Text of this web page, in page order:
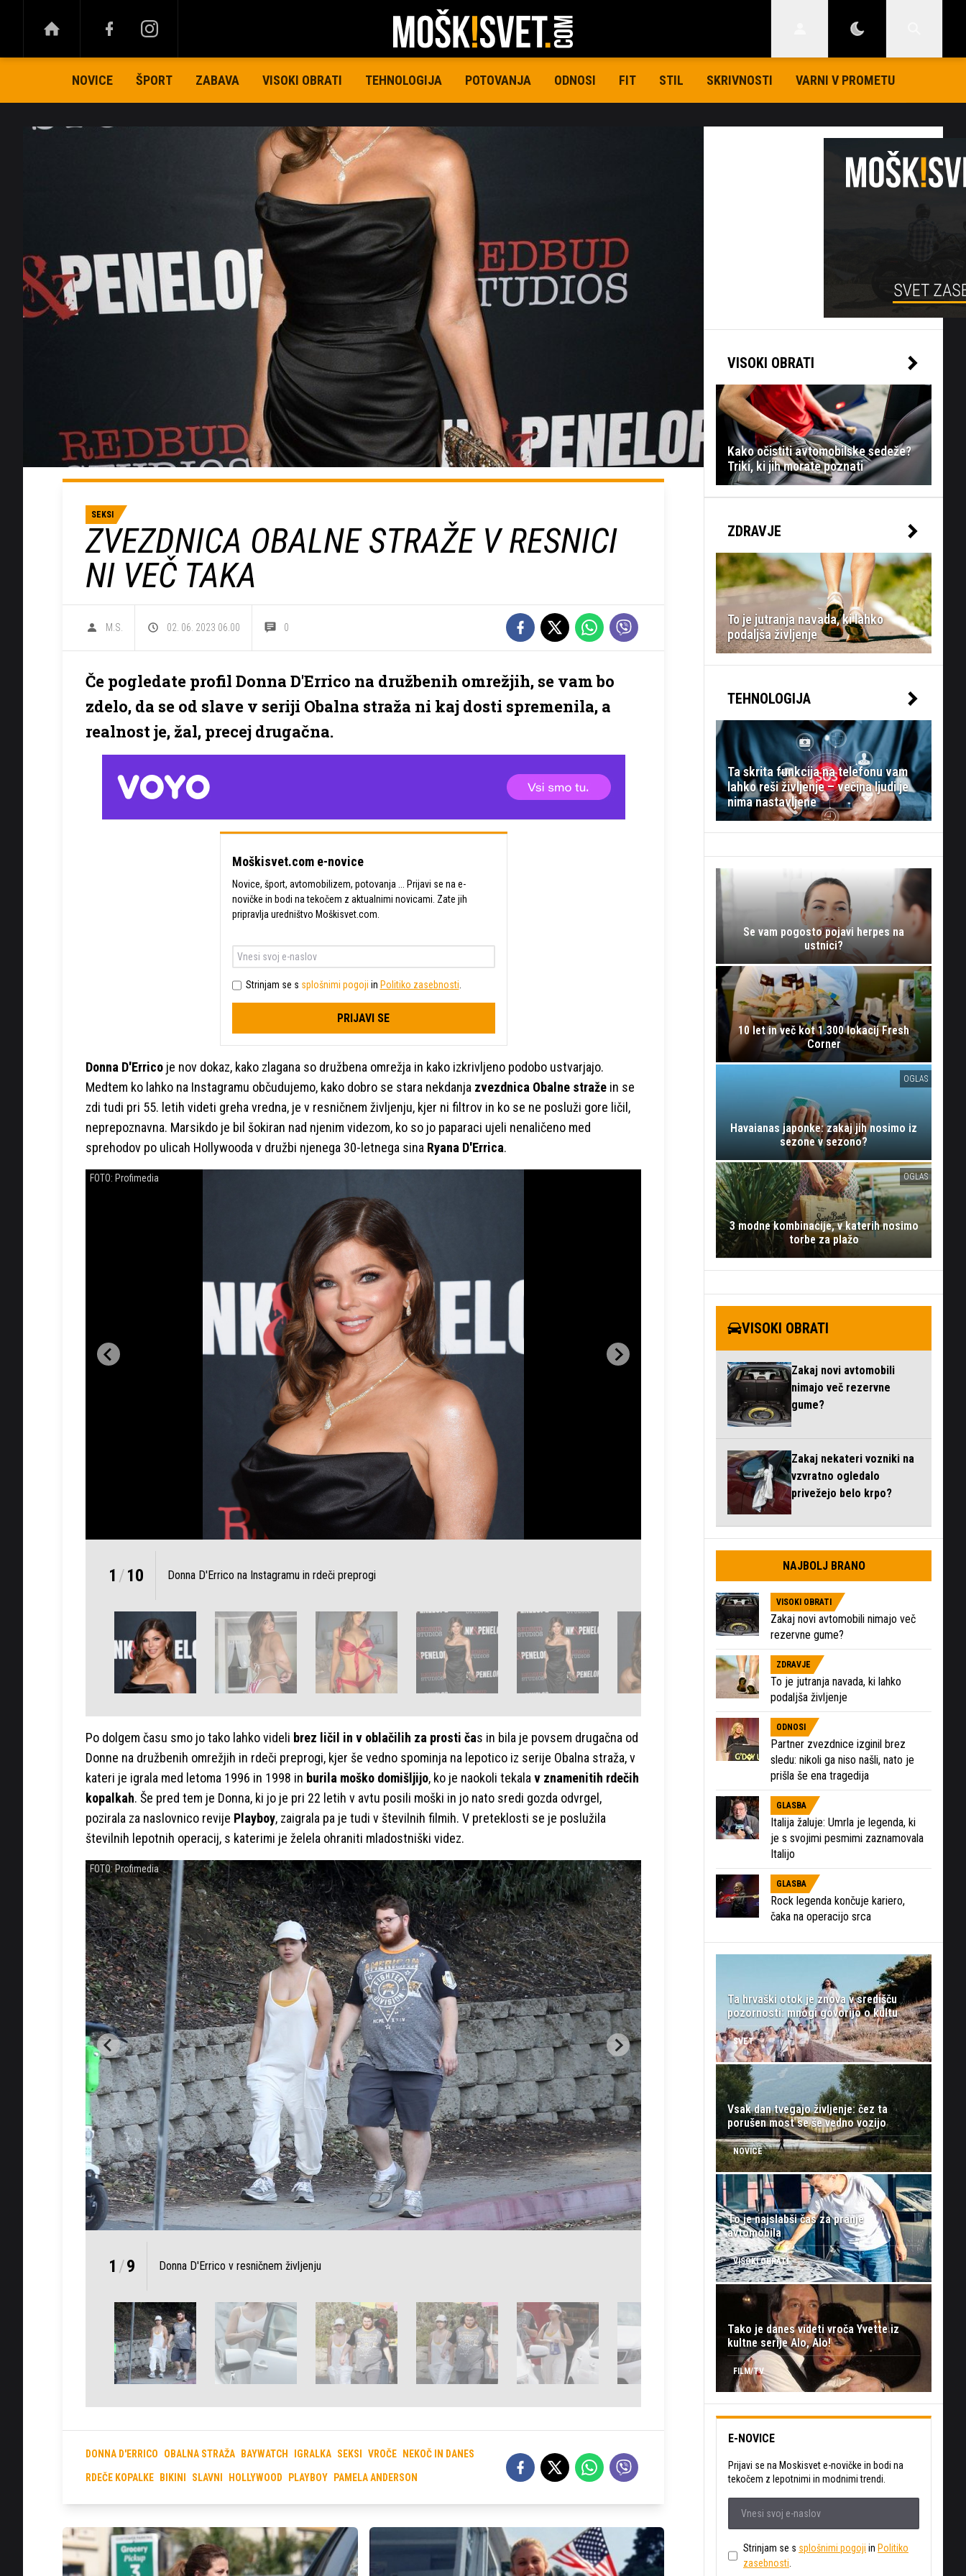
NOVICE ŠPORT ZABAVA VISOKI OBRATI TEHNOLOGIJA POTOVANJA ODNOSI FIT STIL SKRIVNOSTI VARNI V PROMETU
SEKSI
ZVEZDNICA OBALNE STRAŽE V RESNICI
NI VEČ TAKA
M.S. 02. 06. 2023 06.00 0
Če pogledate profil Donna D'Errico na družbenih omrežjih, se vam bo
zdelo, da se od slave v seriji Obalna straža ni kaj dosti spremenila, a
realnost je, žal, precej drugačna.
Moškisvet.com e-novice
Novice, šport, avtomobilizem, potovanja ... Prijavi se na e-
novičke in bodi na tekočem z aktualnimi novicami. Zate jih
pripravlja uredništvo Moškisvet.com.
Strinjam se s splošnimi pogoji in Politiko zasebnosti
PRIJAVI SE
Donna D'Errico je nov dokaz, kako zlagana so družbena omrežja in kako izkrivljeno podobo ustvarjajo.
Medtem ko lahko na Instagramu občudujemo, kako dobro se stara nekdanja zvezdnica Obalne straže in se
zdi tudi pri 55. letih videti greha vredna, je v resničnem življenju, kjer ni filtrov in ko se ne posluži gore ličil,
neprepoznavna. Marsikdo je bil šokiran nad njenim videzom, ko so jo paparaci ujeli nenaličeno med
sprehodov po ulicah Hollywooda v družbi njenega 30-letnega sina Ryana D'Errica.
FOTO: Profimedia
1 /10 Donna D'Errico na Instagramu in rdeči preprogi
Po dolgem času smo jo tako lahko videli brez ličil in v oblačilih za prosti čas in bila je povsem drugačna od
Donne na družbenih omrežjih in rdeči preprogi, kjer še vedno spominja na lepotico iz serije Obalna straža, v
kateri je igrala med letoma 1996 in 1998 in burila moško domišljijo, ko je naokoli tekala v znamenitih rdečih
kopalkah. Še pred tem je Donna, ki jo je pri 22 letih v avtu posili moški in jo nato sredi gozda odvrgel,
pozirala za naslovnico revije Playboy, zaigrala pa je tudi v številnih filmih. V preteklosti se je poslužila
številnih lepotnih operacij, s katerimi je želela ohraniti mladostniški videz.
FOTO: Profimedia
1 /9 Donna D'Errico v resničnem življenju
DONNA D'ERRICO OBALNA STRAŽA BAYWATCH IGRALKA SEKSI VROČE NEKOČ IN DANES
RDEČE KOPALKE BIKINI SLAVNI HOLLYWOOD PLAYBOY PAMELA ANDERSON
VISOKI OBRATI
Kako očistiti avtomobilske sedeže?
Triki, ki jih morate poznati
ZDRAVJE
To je jutranja navada, ki lahko
podaljša življenje
TEHNOLOGIJA
Ta skrita funkcija na telefonu vam
lahko reši življenje – večina ljudi je
nima nastavljene
Se vam pogosto pojavi herpes na
ustnici?
10 let in več kot 1.300 lokacij Fresh
Corner
OGLAS
Havaianas japonke: zakaj jih nosimo iz
sezone v sezono?
OGLAS
3 modne kombinacije, v katerih nosimo
torbe za plažo
VISOKI OBRATI
Zakaj novi avtomobili
nimajo več rezervne
gume?
Zakaj nekateri vozniki na
vzvratno ogledalo
privežejo belo krpo?
NAJBOLJ BRANO
VISOKI OBRATI
Zakaj novi avtomobili nimajo več
rezervne gume?
ZDRAVJE
To je jutranja navada, ki lahko
podaljša življenje
ODNOSI
Partner zvezdnice izginil brez
sledu: nikoli ga niso našli, nato je
prišla še ena tragedija
GLASBA
Italija žaluje: Umrla je legenda, ki
je s svojimi pesmimi zaznamovala
Italijo
GLASBA
Rock legenda končuje kariero,
čaka na operacijo srca
Ta hrvaški otok je znova v središču
pozornosti: mnogi govorijo o kultu
SVET
Vsak dan tvegajo življenje: čez ta
porušen most se še vedno vozijo
NOVICE
To je najslabši čas za pranje
avtomobila
VISOKI OBRATI
Tako je danes videti vroča Yvette iz
kultne serije Alo, Alo!
FILM/TV
E-NOVICE
Prijavi se na Moskisvet e-novičke in bodi na
tekočem z lepotnimi in modnimi trendi.
Strinjam se s splošnimi pogoji in Politiko
zasebnosti